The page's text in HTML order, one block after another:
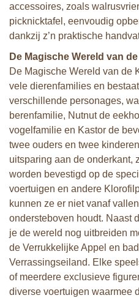
accessoires, zoals
picknicktafel, eenvoudig
dankzij z’n praktische
De Magische Wereld van
De Magische Wereld van de
vele dierenfamilies en
verschillende personages,
berenfamilie, Nutnut de
vogelfamilie en Kastor de
twee ouders en twee
uitsparing aan de onderkant,
worden bevestigd op de
voertuigen en andere
kunnen ze er niet vanaf
ondersteboven houdt. Naast
je de wereld nog uitbreiden
de Verrukkelijke Appel en
Verrassingseiland. Elke
of meerdere exclusieve
diverse voertuigen waarmee